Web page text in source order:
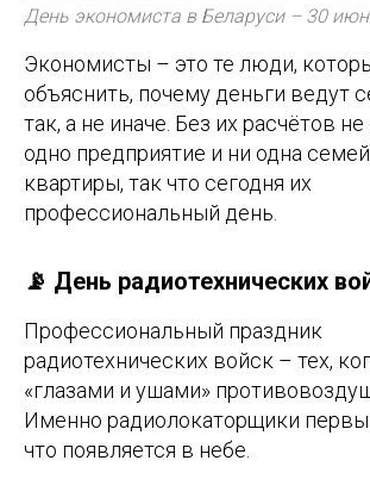
День экономиста в Беларуси – 30
Экономисты – это те люди,
объяснить, почему деньги ведут
так, а не иначе. Без их расчётов
одно предприятие и ни одна
квартиры, так что сегодня их
профессиональный день.
📡 День радиотехнических
Профессиональный праздник
радиотехнических войск – тех,
«глазами и ушами»
Именно радиолокаторщики
что появляется в небе.